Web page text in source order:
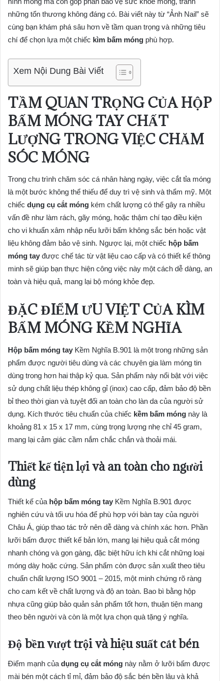
những tổn thương không đáng có. Bài viết này từ “Ảnh Nail” sẽ
cùng bạn khám phá sâu hơn về tầm quan trọng và những tiêu
chí để chọn lựa một chiếc kìm bấm móng phù hợp.
Xem Nội Dung Bài Viết
TẦM QUAN TRỌNG CỦAHỘP
BẤM MÓNG TAYCHẤT
LƯỢNG TRONG VIỆC CHĂM
SÓC MÓNG
Trong chu trình chăm sóc cá nhân hàng ngày, việc cắt tỉa móng
là một bước không thể thiếu để duy trì vệ sinh và thẩm mỹ. Một
chiếc dụng cụ cắt móng kém chất lượng có thể gây ra nhiều
vấn đề như làm rách, gãy móng, hoặc thậm chí tạo điều kiện
cho vi khuẩn xâm nhập nếu lưỡi bấm không sắc bén hoặc vật
liệu không đảm bảo vệ sinh. Ngược lại, một chiếc hộp bấm
móng tay được chế tác từ vật liệu cao cấp và có thiết kế thông
minh sẽ giúp bạn thực hiện công việc này một cách dễ dàng, an
toàn và hiệu quả, mang lại bộ móng khỏe đẹp.
ĐẶC ĐIỂM ƯU VIỆT CỦAKÌM
BẤM MÓNGKỀM NGHĨA
Hộp bấm móng tay Kềm Nghĩa B.901 là một trong những sản
phẩm được người tiêu dùng và các chuyên gia làm móng tin
dùng trong hơn hai thập kỷ qua. Sản phẩm này nổi bật với việc
sử dụng chất liệu thép không gỉ (inox) cao cấp, đảm bảo độ bền
bỉ theo thời gian và tuyệt đối an toàn cho làn da của người sử
dụng. Kích thước tiêu chuẩn của chiếc kềm bấm móng này là
khoảng 81 x 15 x 17 mm, cùng trọng lượng nhẹ chỉ 45 gram,
mang lại cảm giác cầm nắm chắc chắn và thoải mái.
Thiết kế tiện lợi và an toàn cho người
dùng
Thiết kế của hộp bấm móng tay Kềm Nghĩa B.901 được
nghiên cứu và tối ưu hóa để phù hợp với bàn tay của người
Châu Á, giúp thao tác trở nên dễ dàng và chính xác hơn. Phần
lưỡi bấm được thiết kế bản lớn, mang lại hiệu quả cắt móng
nhanh chóng và gọn gàng, đặc biệt hữu ích khi cắt những loại
móng dày hoặc cứng. Sản phẩm còn được sản xuất theo tiêu
chuẩn chất lượng ISO 9001 – 2015, một minh chứng rõ ràng
cho cam kết về chất lượng và độ an toàn. Bao bì bằng hộp
nhựa cũng giúp bảo quản sản phẩm tốt hơn, thuận tiện mang
theo bên người và còn là một lựa chọn quà tặng ý nghĩa.
Độ bền vượt trội và hiệu suất cắt bén
Điểm mạnh của dụng cụ cắt móng này nằm ở lưỡi bấm được
mài bén một cách tỉ mỉ, đảm bảo độ sắc bén bền lâu và khả